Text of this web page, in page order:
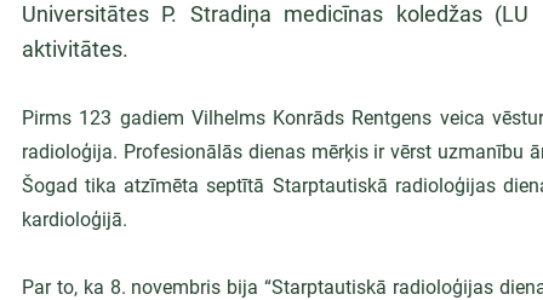
Universitātes P. Stradiņa medicīnas koledžas
aktivitātes.
Pirms 123 gadiem Vilhelms Konrāds Rentgens veica
radioloģija. Profesionālās dienas mērķis ir vērst uzmanību
Šogad tika atzīmēta septītā Starptautiskā radioloģijas
kardioloģijā.
Par to, ka 8. novembris bija “Starptautiskā radioloģijas